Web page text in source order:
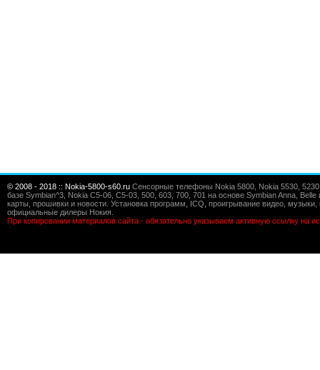
© 2008 - 2018 :: Nokia-5800-s60.ru Сенсорные телефоны Nokia 5800, Nokia 5530,
базе Symbian^3, Nokia C5-06, C5-03, 500, 603, 700, 701 на основе Symbian Anna,
карты, прошивки и новости. Установка программ, ICQ, проигрывание видео,
официальные дилеры Нокия.
При копировании материалов сайта - обязательно указываем активную ссылку на